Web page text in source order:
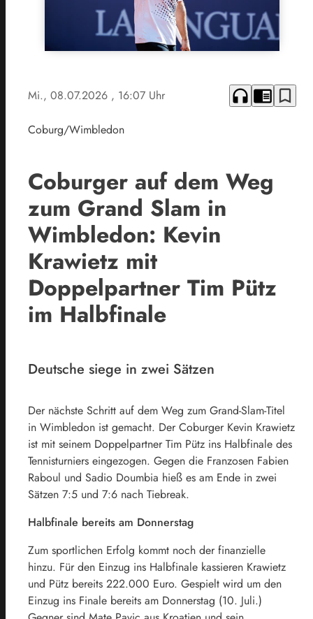
Mi., 08.07.2026 , 16:07 Uhr headphones chrome_reader_mode bookmark_border
Coburg/Wimbledon
Coburger auf dem Weg
zum Grand Slam in
Wimbledon: Kevin
Krawietz mit
Doppelpartner Tim Pütz
im Halbfinale
Deutsche siege in zwei Sätzen
Der nächste Schritt auf dem Weg zum Grand-Slam-Titel
in Wimbledon ist gemacht. Der Coburger Kevin Krawietz
ist mit seinem Doppelpartner Tim Pütz ins Halbfinale des
Tennisturniers eingezogen. Gegen die Franzosen Fabien
Raboul und Sadio Doumbia hieß es am Ende in zwei
Sätzen 7:5 und 7:6 nach Tiebreak.
Halbfinale bereits am Donnerstag
Zum sportlichen Erfolg kommt noch der finanzielle
hinzu. Für den Einzug ins Halbfinale kassieren Krawietz
und Pütz bereits 222.000 Euro. Gespielt wird um den
Einzug ins Finale bereits am Donnerstag (10. Juli.)